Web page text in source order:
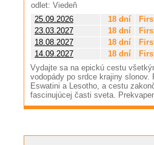
odlet: Viedeň
25.09.2026
18 dní
23.03.2027
18 dní
18.08.2027
18 dní
14.09.2027
18 dní
Vydajte sa na epickú cestu
vodopády po srdce krajiny
Eswatini a Lesotho, a cestu
fascinujúcej časti sveta.